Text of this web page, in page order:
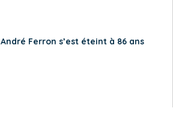
André Ferron s’est éteint à 86 ans